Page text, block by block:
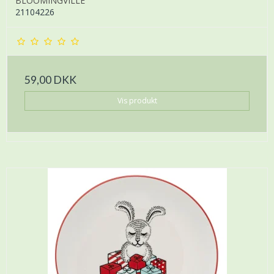
21104226
59,00 DKK
Vis produkt